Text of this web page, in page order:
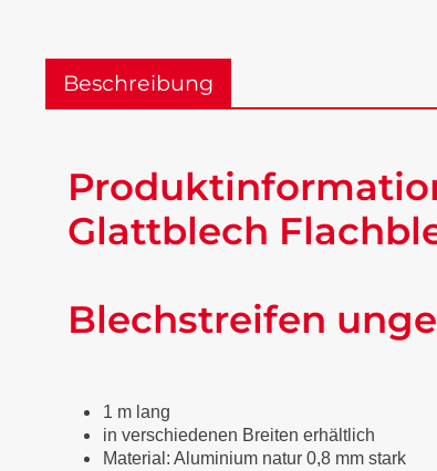
Beschreibung
Glattblech
Blechstreifen
1 m lang
in verschiedenen Breiten erhältlich
Material: Aluminium natur 0,8 mm stark